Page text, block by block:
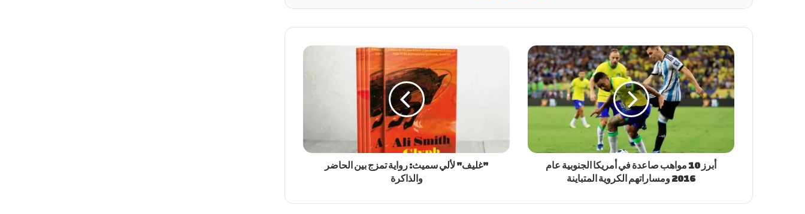
أبرز 10 مواهب صاعدة في أمريكا الجنوبية عام
2016 ومساراتهم الكروية المتباينة
"غليف" لألي سميث: رواية تمزج بين الحاضر
والذاكرة